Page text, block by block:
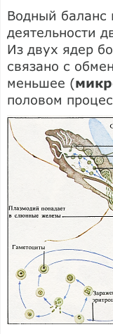
Водный баланс
деятельности
Из двух ядер
связано с
меньшее (
половом